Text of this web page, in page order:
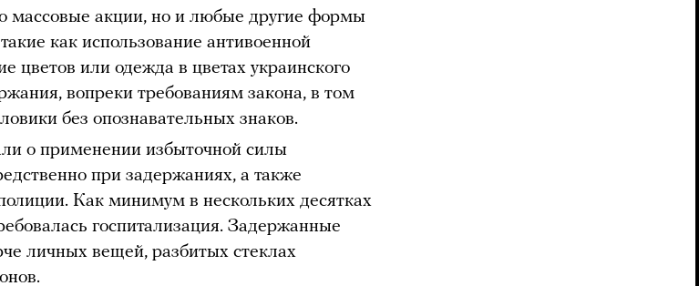
массовые акции, но и любые другие формы
как использование антивоенной
цветов или одежда в цветах украинского
вопреки требованиям закона, в том
без опознавательных знаков.
о применении избыточной силы
при задержаниях, а также
Как минимум в нескольких десятках
госпитализация. Задержанные
личных вещей, разбитых стеклах